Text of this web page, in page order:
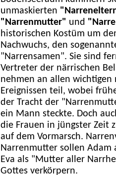
unmaskierten
"Narrenmutter" und
historischen Kostüm um
Nachwuchs, den
"Narrensamen". Sie sind
Vertreter der närrischen
nehmen an allen wichtigen
Ereignissen teil, wobei
der Tracht der
ein Mann steckte. Doch
die Frauen in jüngster Zeit
auf dem Vormarsch.
Narrenmutter sollen Adam
Eva als "Mutter aller
Gottes verkörpern.